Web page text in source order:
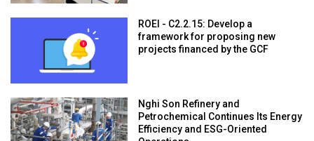
ROEI - C2.2.15: Develop a
framework for proposing new
projects financed by the GCF
Nghi Son Refinery and
Petrochemical Continues Its Energy
Efficiency and ESG-Oriented